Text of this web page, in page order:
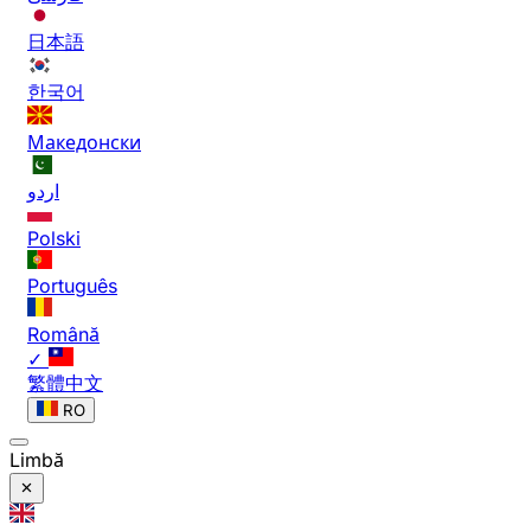
日本語
한국어
Македонски
اردو
Polski
Português
Română
✓
繁體中文
RO
Limbă